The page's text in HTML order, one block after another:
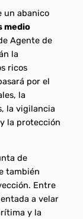
un abanico
medio
Agente de
la
ricos
por el
la
la vigilancia
la protección
de
también
Entre
a velar
y la